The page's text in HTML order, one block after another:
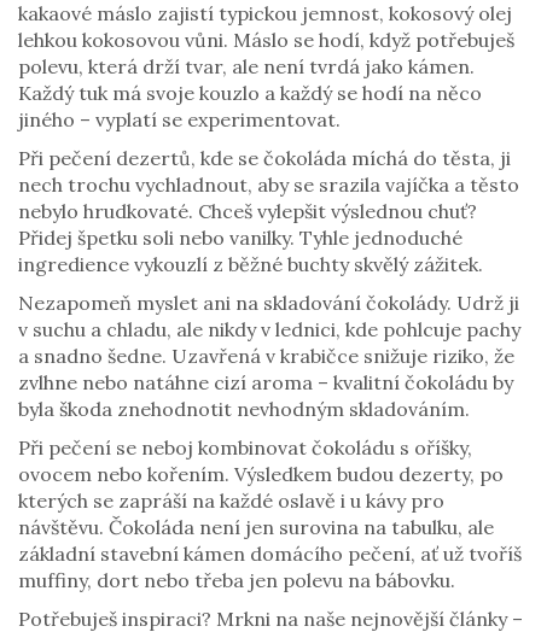
kakaové máslo zajistí typickou jemnost, kokosový olej
lehkou kokosovou vůni. Máslo se hodí, když potřebuješ
polevu, která drží tvar, ale není tvrdá jako kámen.
Každý tuk má svoje kouzlo a každý se hodí na něco
jiného – vyplatí se experimentovat.
Při pečení dezertů, kde se čokoláda míchá do těsta, ji
nech trochu vychladnout, aby se srazila vajíčka a těsto
nebylo hrudkovaté. Chceš vylepšit výslednou chuť?
Přidej špetku soli nebo vanilky. Tyhle jednoduché
ingredience vykouzlí z běžné buchty skvělý zážitek.
Nezapomeň myslet ani na skladování čokolády. Udrž ji
v suchu a chladu, ale nikdy v lednici, kde pohlcuje pachy
a snadno šedne. Uzavřená v krabičce snižuje riziko, že
zvlhne nebo natáhne cizí aroma – kvalitní čokoládu by
byla škoda znehodnotit nevhodným skladováním.
Při pečení se neboj kombinovat čokoládu s oříšky,
ovocem nebo kořením. Výsledkem budou dezerty, po
kterých se zapráší na každé oslavě i u kávy pro
návštěvu. Čokoláda není jen surovina na tabulku, ale
základní stavební kámen domácího pečení, ať už tvoříš
muffiny, dort nebo třeba jen polevu na bábovku.
Potřebuješ inspiraci? Mrkni na naše nejnovější články –